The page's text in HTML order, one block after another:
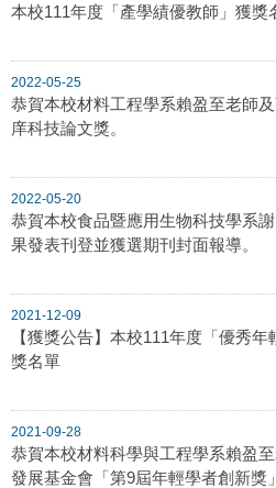
本校111年度「產學績優教師」獲獎
2022-05-25
恭賀本校材料工程學系賴盈至老師
庠科技論文獎。
2022-05-20
恭賀本校食品暨應用生物科技學系
果發表刊登並獲選期刊封面報導。
2021-12-09
【獲獎公告】本校111年度「優秀
獎名單
2021-09-28
恭賀本校材料科學與工程學系賴盈
發展基金會「第9屆年輕學者創新獎」